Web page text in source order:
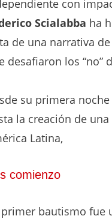
con
Scialabba ha
de una narrativa
desafiaron los “no”
su primera
la creación de
Latina,
comienzo
primer bautismo fue